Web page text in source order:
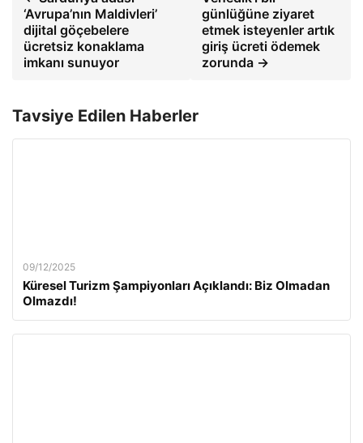
‘Avrupa’nın Maldivleri’
dijital göçebelere
ücretsiz konaklama
imkanı sunuyor
günlüğüne ziyaret
etmek isteyenler artık
giriş ücreti ödemek
zorunda →
Tavsiye Edilen Haberler
09/12/2025
Küresel Turizm Şampiyonları Açıklandı: Biz Olmadan
Olmazdı!